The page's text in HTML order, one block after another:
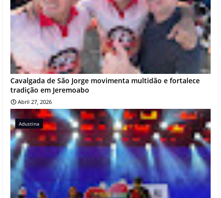
Cavalgada de São Jorge movimenta multidão e fortalece
tradição em Jeremoabo
Abril 27, 2026
Adustina